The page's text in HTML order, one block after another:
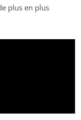
plus en plus